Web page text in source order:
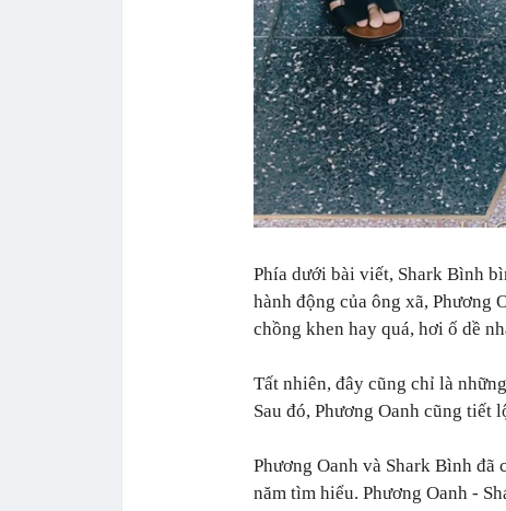
Phía dưới bài viết, Shark Bình
hành động của ông xã, Phương
chồng khen hay quá, hơi ố dề
Tất nhiên, đây cũng chỉ là
Sau đó, Phương Oanh cũng tiết
Phương Oanh và Shark Bình
năm tìm hiểu. Phương Oanh -